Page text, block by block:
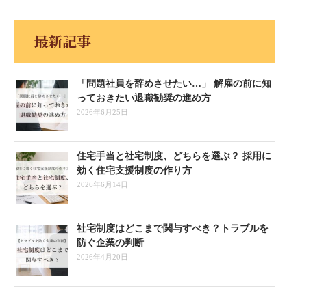
最新記事
「問題社員を辞めさせたい…」 解雇の前に知
っておきたい退職勧奨の進め方
2026年6月25日
住宅手当と社宅制度、どちらを選ぶ？ 採用に
効く住宅支援制度の作り方
2026年6月14日
社宅制度はどこまで関与すべき？トラブルを
防ぐ企業の判断
2026年4月20日